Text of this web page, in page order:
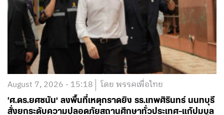
August 7, 2026 - 15:18 โดย พรรคเพื่อไทย
‘ศ.ดร.ยศชนัน’ ลงพื้นที่เหตุกราดยิง รร.เทพศิรินทร์ นนทบุรี
สั่งยกระดับความปลอดภัยสถานศึกษาทั่วประเทศ-แก้ปมบูล